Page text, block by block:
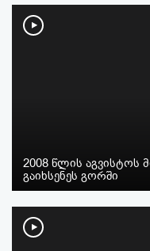
2008 წლის აგვისტოს
გაიხსენეს გორში